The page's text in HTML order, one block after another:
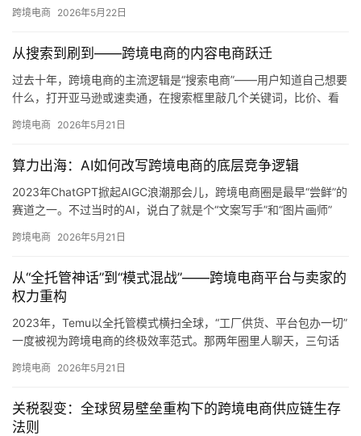
刀片—…
跨境电商 2026年5月22日
从搜索到刷到——跨境电商的内容电商跃迁
过去十年，跨境电商的主流逻辑是“搜索电商”——用户知道自己想要
什么，打开亚马逊或速卖通，在搜索框里敲几个关键词，比价、看
但…
跨境电商 2026年5月21日
算力出海：AI如何改写跨境电商的底层竞争逻辑
2023年ChatGPT掀起AIGC浪潮那会儿，跨境电商圈是最早“尝鲜”的
赛道之一。不过当时的AI，说白了就是个“文案写手”和“图片画师”
跨境电商 2026年5月21日
从“全托管神话”到“模式混战”——跨境电商平台与卖家的
权力重构
2023年，Temu以全托管模式横扫全球，“工厂供货、平台包办一切”
一度被视为跨境电商的终极效率范式。那两年圈里人聊天，三句话
跨境电商 2026年5月21日
关税裂变：全球贸易壁垒重构下的跨境电商供应链生存
法则